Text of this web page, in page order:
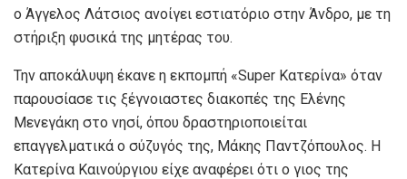
ο Άγγελος Λάτσιος ανοίγει εστιατόριο στην Άνδρο, με τη
στήριξη φυσικά της μητέρας του.
Την αποκάλυψη έκανε η εκπομπή «Super Kατερίνα» όταν
παρουσίασε τις ξέγνοιαστες διακοπές της Ελένης
Μενεγάκη στο νησί, όπου δραστηριοποιείται
επαγγελματικά ο σύζυγός της, Μάκης Παντζόπουλος. Η
Κατερίνα Καινούργιου είχε αναφέρει ότι ο γιος της